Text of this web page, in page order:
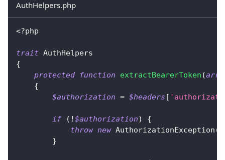
AuthHelpers.php
<?php
trait AuthHelpers
{
protected
function extractBearerToken (
{
$authorization = $headers [
if ( !$authorization)
{
throw new AuthorizationException (
}